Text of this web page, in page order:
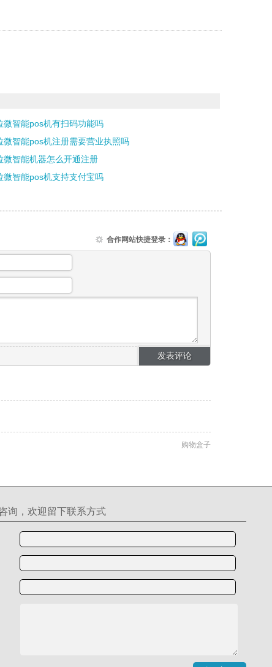
微智能pos机有扫码功能吗
微智能pos机注册需要营业执照吗
微智能机器怎么开通注册
微智能pos机支持支付宝吗
合作网站快捷登录：
购物盒子
询，欢迎留下联系方式